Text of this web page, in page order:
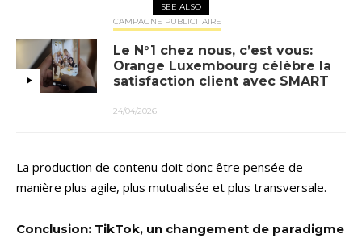
SEE ALSO
CAMPAGNE PUBLICITAIRE
Le N°1 chez nous, c’est vous:
Orange Luxembourg célèbre la
satisfaction client avec SMART
24/04/2026
La production de contenu doit donc être pensée de
manière plus agile, plus mutualisée et plus transversale.
Conclusion: TikTok, un changement de paradigme